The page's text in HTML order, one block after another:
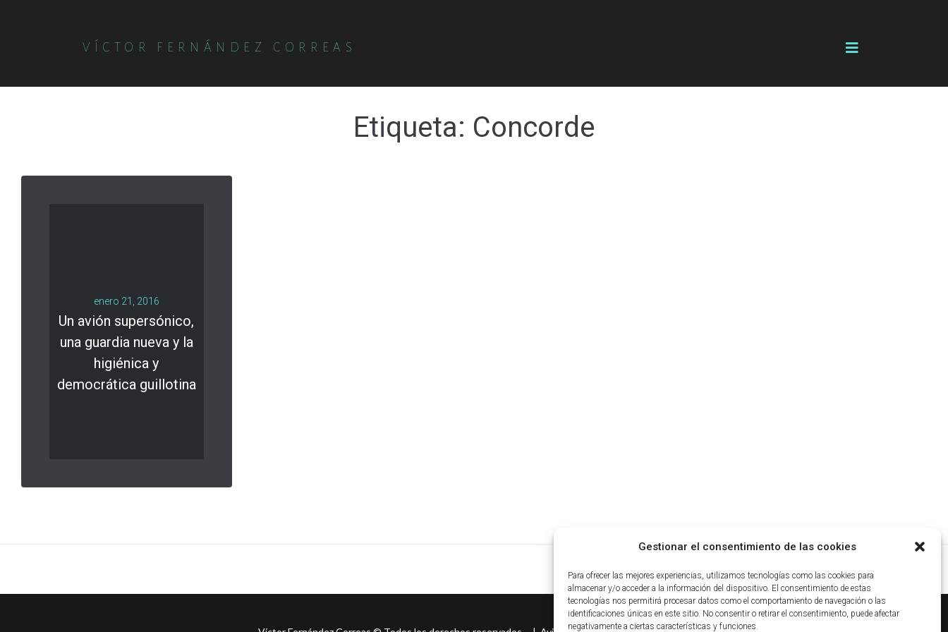
Gestionar el consentimiento de las cookies
Para ofrecer las mejores experiencias, utilizamos tecnologías como las cookies para
almacenar y/o acceder a la información del dispositivo. El consentimiento de estas
tecnologías nos permitirá procesar datos como el comportamiento de navegación o las
identificaciones únicas en este sitio. No consentir o retirar el consentimiento, puede afectar
negativamente a ciertas características y funciones.
VÍCTOR FERNÁNDEZ CORREAS
Etiqueta: Concorde
enero 21, 2016
Un avión supersónico,
una guardia nueva y la
higiénica y
democrática guillotina
LEER MÁS